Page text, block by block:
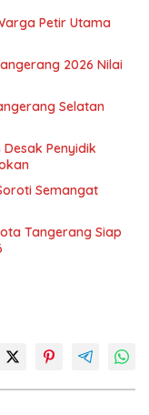
Petir Utama
2026 Nilai
Selatan
Desak Penyidik
Semangat
Tangerang Siap